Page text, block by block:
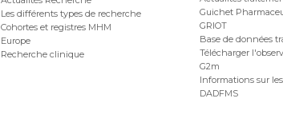
Les différents types de recherche
Cohortes et registres MHM
Europe
Recherche clinique
Guichet
GRIOT
Base de données
Télécharger
G2m
Informations sur
DADFMS